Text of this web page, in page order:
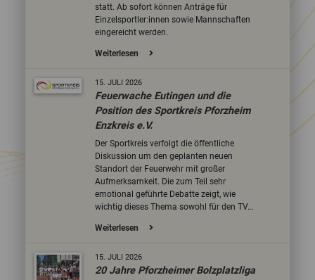
statt. Ab sofort können Anträge für
Einzelsportler:innen sowie Mannschaften
eingereicht werden.
Weiterlesen
15. JULI 2026
Feuerwache Eutingen und die
Position des Sportkreis Pforzheim
Enzkreis e.V.
Der Sportkreis verfolgt die öffentliche
Diskussion um den geplanten neuen
Standort der Feuerwehr mit großer
Aufmerksamkeit. Die zum Teil sehr
emotional geführte Debatte zeigt, wie
wichtig dieses Thema sowohl für den TV…
Weiterlesen
15. JULI 2026
20 Jahre Pforzheimer Bolzplatzliga